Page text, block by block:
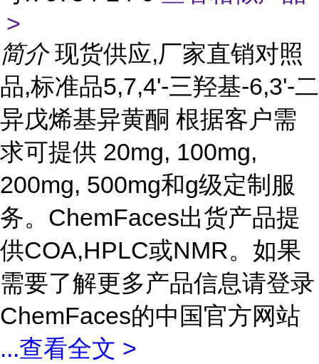
>
简介 现货供应,厂家直销对照
品,标准品5,7,4'-三羟基-6,3'-二
异戊烯基异黄酮 根据客户需
求可提供 20mg, 100mg,
200mg, 500mg和g级定制服
务。ChemFaces出货产品提
供COA,HPLC或NMR。如果
需要了解更多产品信息请登录
ChemFaces的中国官方网站
...查看全文 >